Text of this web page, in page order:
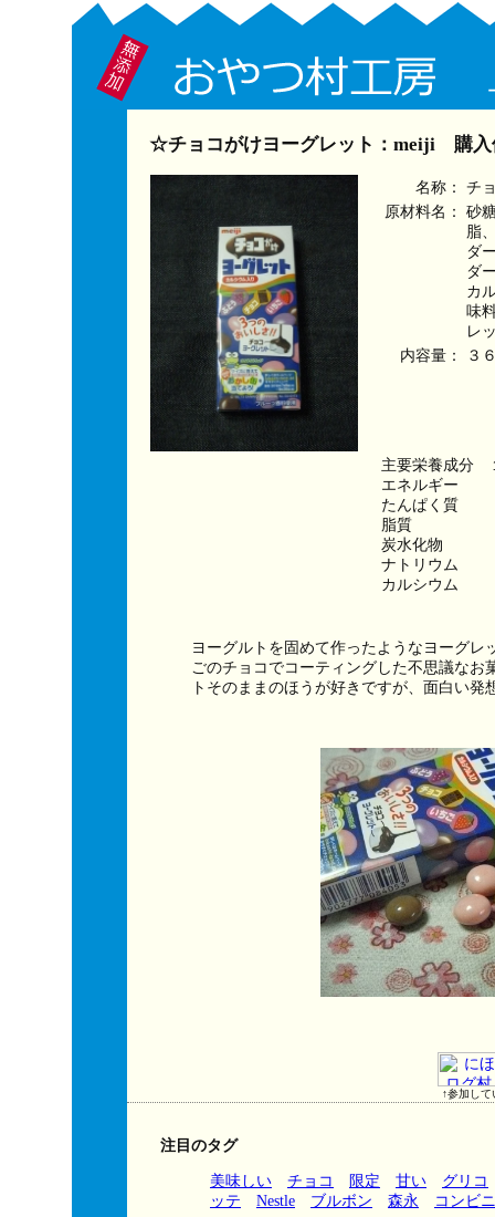
☆チョコがけヨーグレット：meiji 購入
名称：
チ
原材料名：
砂
脂
ダ
ダ
カ
味
レ
内容量：
３
主要栄養成分
エネルギー　
たんぱく質　
脂質　　　　
炭水化物　　
ナトリウム　　
カルシウム　
ヨーグルトを固めて作ったようなヨーグレ
ごのチョコでコーティングした不思議なお
トそのままのほうが好きですが、面白い発
↑参加して
注目のタグ
美味しい チョコ 限定 甘い
グリコ
ッテ
Nestle ブルボン 森永 コンビニ